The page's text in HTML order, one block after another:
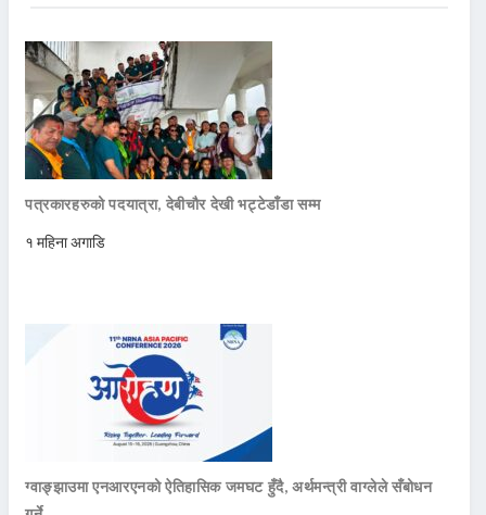
पत्रकारहरुको पदयात्रा, देबीचौर देखी भट्टेडाँडा सम्म
१ महिना अगाडि
ग्वाङ्झाउमा एनआरएनको ऐतिहासिक जमघट हुँदै, अर्थमन्त्री वाग्लेले सँबोधन